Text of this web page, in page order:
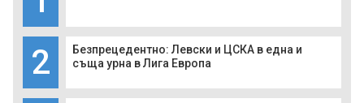
2
Безпрецедентно: Левски и ЦСКА в една и
съща урна в Лига Европа